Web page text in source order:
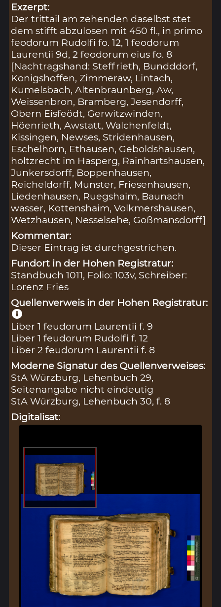
Exzerpt:
Der trittail am zehenden daselbst stet
dem stifft abzulosen mit 450 fl., in primo
feodorum Rudolfi fo. 12, 1 feodorum
Laurentii 9d, 2 feodorum eius fo. 8
[Nachtragshand: Steffrieth, Bundddorf,
Konigshoffen, Zimmeraw, Lintach,
Kumelsbach, Altenbraunberg, Aw,
Weissenbron, Bramberg, Jesendorff,
Obern Eisfeödt, Gerwitzwinden,
Höenrieth, Awstatt, Walchenfeldt,
Kissingen, Newses, Stridenhausen,
Eschelhorn, Ethausen, Geboldshausen,
holtzrecht im Hasperg, Rainhartshausen,
Junkersdorff, Boppenhausen,
Reicheldorff, Munster, Friesenhausen,
Liedenhausen, Ruegshaim, Baunach
wasser, Kottenshaim, Volkmershausen,
Wetzhausen, Nesselsehe, Goßmansdorff]
Kommentar:
Dieser Eintrag ist durchgestrichen.
Fundort in der Hohen Registratur:
Standbuch 1011, Folio: 103v, Schreiber:
Lorenz Fries
Quellenverweis in der Hohen Registratur:
Liber 1 feudorum Laurentii f. 9
Liber 1 feudorum Rudolfi f. 12
Liber 2 feudorum Laurentii f. 8
Moderne Signatur des Quellenverweises:
StA Würzburg, Lehenbuch 29,
Seitenangabe nicht eindeutig
StA Würzburg, Lehenbuch 30, f. 8
Digitalisat: